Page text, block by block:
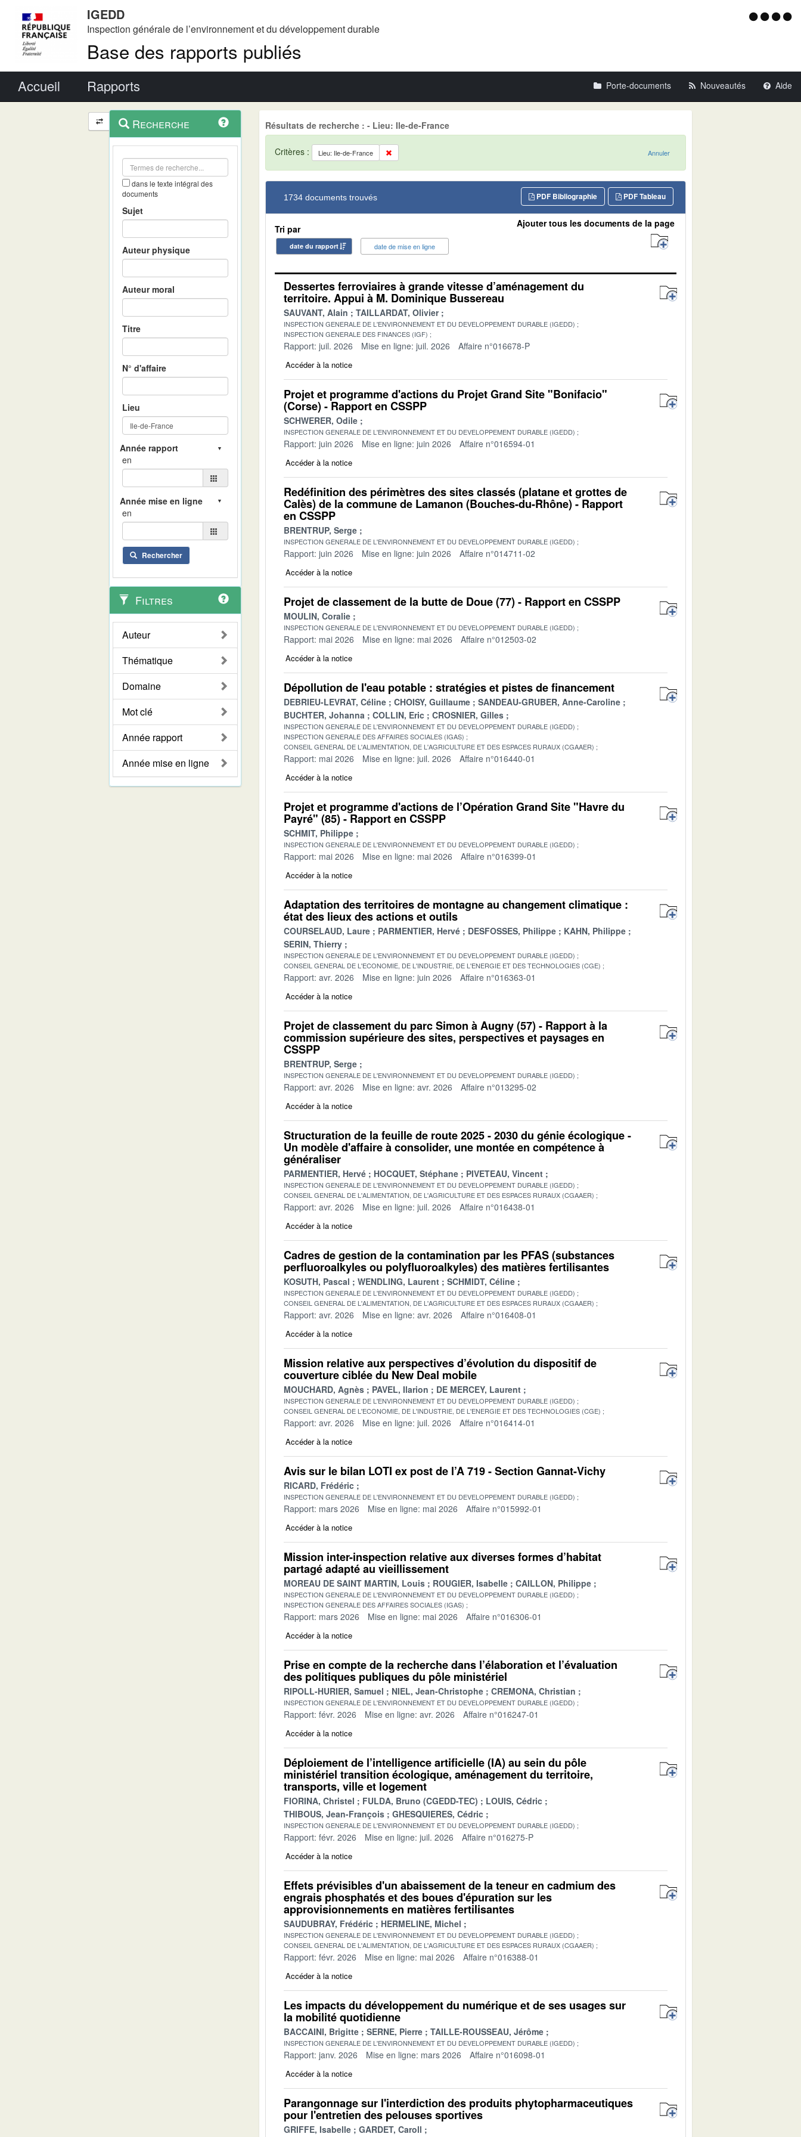
IGEDD
Inspection générale de l’environnement et du développement durable
Base des rapports publiés
Menu
Accueil Rapports Porte-documents Nouveautés Aide
Navigation
et
outils
contextuel
Recherche
dans le texte intégral des
documents
Sujet
Auteur physique
Auteur moral
Titre
N° d'affaire
Lieu
en
en
Rechercher
Filtres
Auteur
Thématique
Domaine
Mot clé
Année rapport
Année mise en ligne
Résultats de recherche : - Lieu: Ile-de-France
Critères : Lieu: Ile-de-France Annuler
1734 documents trouvés PDF Tableau
PDF Bibliographie
Tri par
date du rapport date de mise en ligne
Ajouter tous les documents de la page
Dessertes ferroviaires à grande vitesse d’aménagement du
territoire. Appui à M. Dominique Bussereau
SAUVANT, Alain TAILLARDAT, Olivier
INSPECTION GENERALE DE L'ENVIRONNEMENT ET DU DEVELOPPEMENT DURABLE (IGEDD)
INSPECTION GENERALE DES FINANCES (IGF)
Rapport: juil. 2026 Mise en ligne: juil. 2026 Affaire n°016678-P
Accéder à la notice
Projet et programme d'actions du Projet Grand Site "Bonifacio"
(Corse) - Rapport en CSSPP
SCHWERER, Odile
INSPECTION GENERALE DE L'ENVIRONNEMENT ET DU DEVELOPPEMENT DURABLE (IGEDD)
Rapport: juin 2026 Mise en ligne: juin 2026 Affaire n°016594-01
Accéder à la notice
Redéfinition des périmètres des sites classés (platane et grottes de
Calès) de la commune de Lamanon (Bouches-du-Rhône) - Rapport
en CSSPP
BRENTRUP, Serge
INSPECTION GENERALE DE L'ENVIRONNEMENT ET DU DEVELOPPEMENT DURABLE (IGEDD)
Rapport: juin 2026 Mise en ligne: juin 2026 Affaire n°014711-02
Accéder à la notice
Projet de classement de la butte de Doue (77) - Rapport en CSSPP
MOULIN, Coralie
INSPECTION GENERALE DE L'ENVIRONNEMENT ET DU DEVELOPPEMENT DURABLE (IGEDD)
Rapport: mai 2026 Mise en ligne: mai 2026 Affaire n°012503-02
Accéder à la notice
Dépollution de l'eau potable : stratégies et pistes de financement
DEBRIEU-LEVRAT, Céline CHOISY, Guillaume
SANDEAU-GRUBER, Anne-Caroline
BUCHTER, Johanna
COLLIN, Eric CROSNIER, Gilles
INSPECTION GENERALE DE L'ENVIRONNEMENT ET DU DEVELOPPEMENT DURABLE (IGEDD)
INSPECTION GENERALE DES AFFAIRES SOCIALES (IGAS)
CONSEIL GENERAL DE L'ALIMENTATION, DE L'AGRICULTURE ET DES ESPACES RURAUX (CGAAER)
Rapport: mai 2026 Mise en ligne: juil. 2026 Affaire n°016440-01
Accéder à la notice
Projet et programme d'actions de l’Opération Grand Site "Havre du
Payré" (85) - Rapport en CSSPP
SCHMIT, Philippe
INSPECTION GENERALE DE L'ENVIRONNEMENT ET DU DEVELOPPEMENT DURABLE (IGEDD)
Rapport: mai 2026 Mise en ligne: mai 2026 Affaire n°016399-01
Accéder à la notice
Adaptation des territoires de montagne au changement climatique :
état des lieux des actions et outils
COURSELAUD, Laure PARMENTIER, Hervé DESFOSSES, Philippe
KAHN, Philippe
SERIN, Thierry
INSPECTION GENERALE DE L'ENVIRONNEMENT ET DU DEVELOPPEMENT DURABLE (IGEDD)
CONSEIL GENERAL DE L'ECONOMIE, DE L'INDUSTRIE, DE L'ENERGIE ET DES TECHNOLOGIES (CGE)
Rapport: avr. 2026 Mise en ligne: juin 2026 Affaire n°016363-01
Accéder à la notice
Projet de classement du parc Simon à Augny (57) - Rapport à la
commission supérieure des sites, perspectives et paysages en
CSSPP
BRENTRUP, Serge
INSPECTION GENERALE DE L'ENVIRONNEMENT ET DU DEVELOPPEMENT DURABLE (IGEDD)
Rapport: avr. 2026 Mise en ligne: avr. 2026 Affaire n°013295-02
Accéder à la notice
Structuration de la feuille de route 2025 - 2030 du génie écologique -
Un modèle d'affaire à consolider, une montée en compétence à
généraliser
PARMENTIER, Hervé HOCQUET, Stéphane PIVETEAU, Vincent
INSPECTION GENERALE DE L'ENVIRONNEMENT ET DU DEVELOPPEMENT DURABLE (IGEDD)
CONSEIL GENERAL DE L'ALIMENTATION, DE L'AGRICULTURE ET DES ESPACES RURAUX (CGAAER)
Rapport: avr. 2026 Mise en ligne: juil. 2026 Affaire n°016438-01
Accéder à la notice
Cadres de gestion de la contamination par les PFAS (substances
perfluoroalkyles ou polyfluoroalkyles) des matières fertilisantes
KOSUTH, Pascal WENDLING, Laurent SCHMIDT, Céline
INSPECTION GENERALE DE L'ENVIRONNEMENT ET DU DEVELOPPEMENT DURABLE (IGEDD)
CONSEIL GENERAL DE L'ALIMENTATION, DE L'AGRICULTURE ET DES ESPACES RURAUX (CGAAER)
Rapport: avr. 2026 Mise en ligne: avr. 2026 Affaire n°016408-01
Accéder à la notice
Mission relative aux perspectives d’évolution du dispositif de
couverture ciblée du New Deal mobile
MOUCHARD, Agnès PAVEL, Ilarion DE MERCEY, Laurent
INSPECTION GENERALE DE L'ENVIRONNEMENT ET DU DEVELOPPEMENT DURABLE (IGEDD)
CONSEIL GENERAL DE L'ECONOMIE, DE L'INDUSTRIE, DE L'ENERGIE ET DES TECHNOLOGIES (CGE)
Rapport: avr. 2026 Mise en ligne: juil. 2026 Affaire n°016414-01
Accéder à la notice
Avis sur le bilan LOTI ex post de l’A 719 - Section Gannat-Vichy
RICARD, Frédéric
INSPECTION GENERALE DE L'ENVIRONNEMENT ET DU DEVELOPPEMENT DURABLE (IGEDD)
Rapport: mars 2026 Mise en ligne: mai 2026 Affaire n°015992-01
Accéder à la notice
Mission inter-inspection relative aux diverses formes d’habitat
partagé adapté au vieillissement
MOREAU DE SAINT MARTIN, Louis ROUGIER, Isabelle CAILLON, Philippe
INSPECTION GENERALE DE L'ENVIRONNEMENT ET DU DEVELOPPEMENT DURABLE (IGEDD)
INSPECTION GENERALE DES AFFAIRES SOCIALES (IGAS)
Rapport: mars 2026 Mise en ligne: mai 2026 Affaire n°016306-01
Accéder à la notice
Prise en compte de la recherche dans l’élaboration et l’évaluation
des politiques publiques du pôle ministériel
RIPOLL-HURIER, Samuel NIEL, Jean-Christophe CREMONA, Christian
INSPECTION GENERALE DE L'ENVIRONNEMENT ET DU DEVELOPPEMENT DURABLE (IGEDD)
Rapport: févr. 2026 Mise en ligne: avr. 2026 Affaire n°016247-01
Accéder à la notice
Déploiement de l’intelligence artificielle (IA) au sein du pôle
ministériel transition écologique, aménagement du territoire,
transports, ville et logement
FIORINA, Christel FULDA, Bruno (CGEDD-TEC)
LOUIS, Cédric
THIBOUS, Jean-François
GHESQUIERES, Cédric
INSPECTION GENERALE DE L'ENVIRONNEMENT ET DU DEVELOPPEMENT DURABLE (IGEDD)
Rapport: févr. 2026 Mise en ligne: juil. 2026 Affaire n°016275-P
Accéder à la notice
Effets prévisibles d'un abaissement de la teneur en cadmium des
engrais phosphatés et des boues d'épuration sur les
approvisionnements en matières fertilisantes
SAUDUBRAY, Frédéric HERMELINE, Michel
INSPECTION GENERALE DE L'ENVIRONNEMENT ET DU DEVELOPPEMENT DURABLE (IGEDD)
CONSEIL GENERAL DE L'ALIMENTATION, DE L'AGRICULTURE ET DES ESPACES RURAUX (CGAAER)
Rapport: févr. 2026 Mise en ligne: mai 2026 Affaire n°016388-01
Accéder à la notice
Les impacts du développement du numérique et de ses usages sur
la mobilité quotidienne
BACCAINI, Brigitte SERNE, Pierre TAILLE-ROUSSEAU, Jérôme
INSPECTION GENERALE DE L'ENVIRONNEMENT ET DU DEVELOPPEMENT DURABLE (IGEDD)
Rapport: janv. 2026 Mise en ligne: mars 2026 Affaire n°016098-01
Accéder à la notice
Parangonnage sur l'interdiction des produits phytopharmaceutiques
pour l'entretien des pelouses sportives
GRIFFE, Isabelle GARDET, Caroll